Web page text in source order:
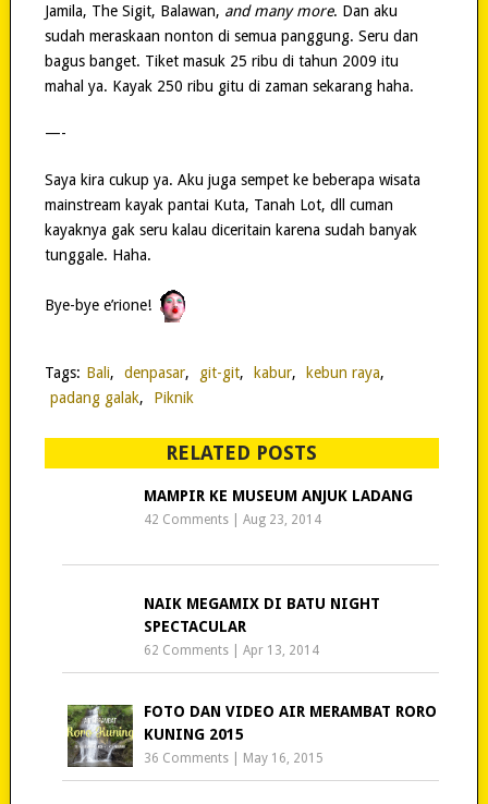
Jamila, The Sigit, Balawan, and many more. Dan aku
sudah meraskaan nonton di semua panggung. Seru dan
bagus banget. Tiket masuk 25 ribu di tahun 2009 itu
mahal ya. Kayak 250 ribu gitu di zaman sekarang haha.
—-
Saya kira cukup ya. Aku juga sempet ke beberapa wisata
mainstream kayak pantai Kuta, Tanah Lot, dll cuman
kayaknya gak seru kalau diceritain karena sudah banyak
tunggale. Haha.
Bye-bye e’rione!
Tags: Bali, denpasar, git-git, kabur, kebun raya,
padang galak, Piknik
RELATED POSTS
MAMPIR KE MUSEUM ANJUK LADANG
42 Comments |Aug 23, 2014
NAIK MEGAMIX DI BATU NIGHT
SPECTACULAR
62 Comments |Apr 13, 2014
FOTO DAN VIDEO AIR MERAMBAT RORO
KUNING 2015
36 Comments May 16, 2015